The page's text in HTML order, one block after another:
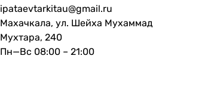
ipataevtarkitau@gmail.ru
Махачкала, ул. Шейха Мухаммад
Мухтара, 240
Пн—Вс 08:00 – 21:00